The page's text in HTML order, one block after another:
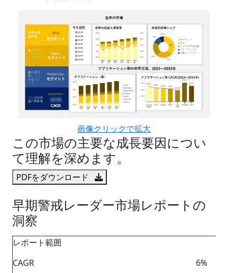
画像クリックで拡大
この市場の主要な成長要因につい
て理解を深めます。
PDFをダウンロード
早期警戒レーダー市場レポートの
洞察
レポート範囲
CAGR
6%